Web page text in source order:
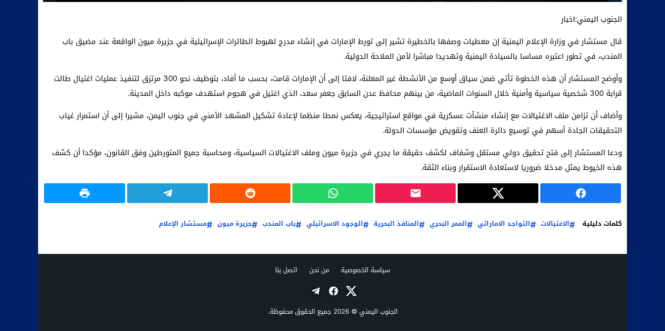
الجنوب اليمني:اخبار
قال مستشار في وزارة الإعلام اليمنية إن معطيات وصفها بالخطيرة تشير إلى تورط الإمارات في إنشاء مدرج لهبوط الطائرات الإسرائيلية في جزيرة ميون الواقعة عند مضيق باب
المندب، في تطور اعتبره مساسا بالسيادة اليمنية وتهديدا مباشرا لأمن الملاحة الدولية.
وأوضح المستشار أن هذه الخطوة تأتي ضمن سياق أوسع من الأنشطة غير المعلنة، لافتا إلى أن الإمارات قامت، بحسب ما أفاد، بتوظيف نحو 300 مرتزق لتنفيذ عمليات اغتيال طالت
قرابة 300 شخصية سياسية وأمنية خلال السنوات الماضية، من بينهم محافظ عدن السابق جعفر سعد، الذي اغتيل في هجوم استهدف موكبه داخل المدينة.
وأضاف أن تزامن ملف الاغتيالات مع إنشاء منشآت عسكرية في مواقع استراتيجية، يعكس نمطا منظما لإعادة تشكيل المشهد الأمني في جنوب اليمن، مشيرا إلى أن استمرار غياب
التحقيقات الجادة أسهم في توسيع دائرة العنف وتقويض مؤسسات الدولة.
ودعا المستشار إلى فتح تحقيق دولي مستقل وشفاف لكشف حقيقة ما يجري في جزيرة ميون وملف الاغتيالات السياسية، ومحاسبة جميع المتورطين وفق القانون، مؤكدا أن كشف
هذه الخيوط يمثل مدخلا ضروريا لاستعادة الاستقرار وبناء الثقة.
كلمات دليلية الاغتيالات التواجد الاماراتي الممر البحري المنافذ البحرية الوجود الاسرائيلي باب المندب جزيرة ميون مستشار الإعلام
سياسة الخصوصية من نحن اتصل بنا
الجنوب اليمني © 2026 جميع الحقوق محفوظة.